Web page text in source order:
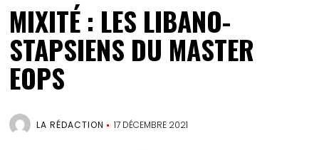
MIXITÉ : LES LIBANO-
STAPSIENS DU MASTER
EOPS
LA RÉDACTION 17 DÉCEMBRE 2021